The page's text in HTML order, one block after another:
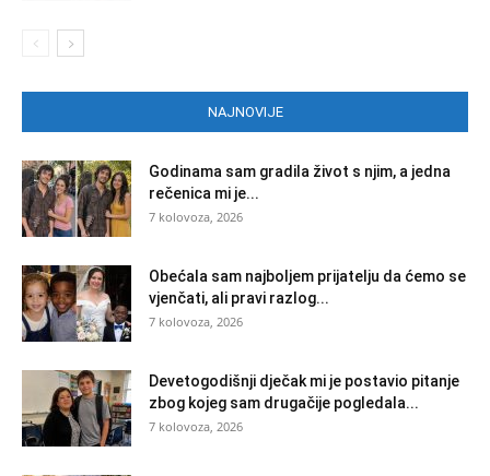
NAJNOVIJE
Godinama sam gradila život s njim, a jedna
rečenica mi je...
7 kolovoza, 2026
Obećala sam najboljem prijatelju da ćemo se
vjenčati, ali pravi razlog...
7 kolovoza, 2026
Devetogodišnji dječak mi je postavio pitanje
zbog kojeg sam drugačije pogledala...
7 kolovoza, 2026